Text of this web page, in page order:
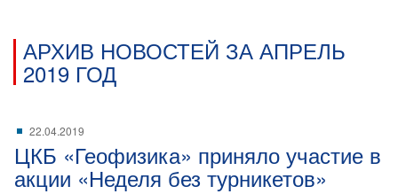
АРХИВ НОВОСТЕЙ ЗА АПРЕЛЬ
2019 ГОД
22.04.2019
ЦКБ «Геофизика» приняло участие в
акции «Неделя без турникетов»